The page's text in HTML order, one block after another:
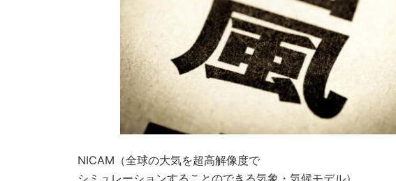
NICAM（全球の大気を超高解像度で
シミュレーションすることのできる気象・気候モデル）